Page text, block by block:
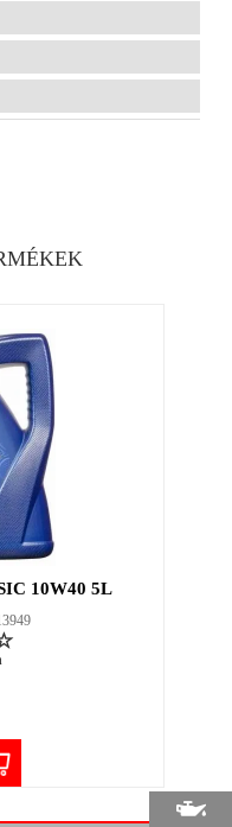
10W40 5L